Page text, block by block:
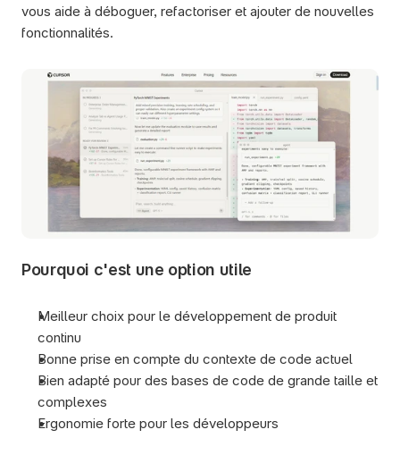
vous aide à déboguer, refactoriser et ajouter de nouvelles
fonctionnalités.
Pourquoi c'est une option utile
Meilleur choix pour le développement de produit
continu
Bonne prise en compte du contexte de code actuel
Bien adapté pour des bases de code de grande taille et
complexes
Ergonomie forte pour les développeurs